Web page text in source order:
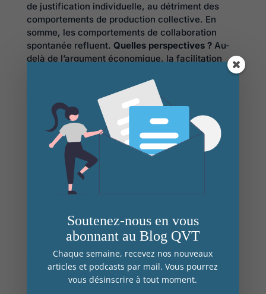
de justification individuelle, au détriment des
comportements de production collective. En
somme, les comportements de collaboration
spontanée refluent. Quelles perspectives ?Au-
delà de l’argument économique, la facilitation
faveur de la généralisation des open-space.
L’étude de Bernstein et Turban a le mérite de
remettre en question ce postulat en mettant en
évidence l’intérêt des frontières physiques
préservant l’intimité des individus. Le lien entre le
sentiment d’intimité, la nature et la qualité des
échanges, et le niveau général de performance
permet également de questionner certains choix
économiques. Il est indéniable que les espaces
l’apparition de nouvelles formes de collaboration
permises par la révolution numérique (télétravail,
coworking, etc.). Cependant, à l’heure où
deux tiers des multinationales prévoient
d’évoluer vers le « hot-desking » d’ici 2020
(organisation où les employés ne disposent pas
Soutenez-nous en vous
abonnant au Blog QVT
Chaque semaine, recevez nos nouveaux
articles et podcasts par mail. Vous pourrez
vous désinscrire à tout moment.